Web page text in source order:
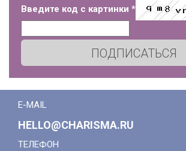
Введите код с картинки *
ПОДПИСАТЬСЯ
E-MAIL
HELLO@CHARISMA.RU
ТЕЛЕФОН